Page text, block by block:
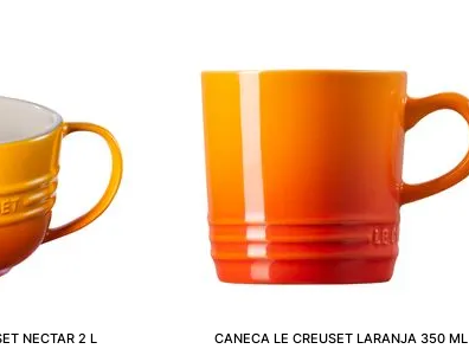
NECTAR 2 L CANECA LE CREUSET LARANJA 350 ML